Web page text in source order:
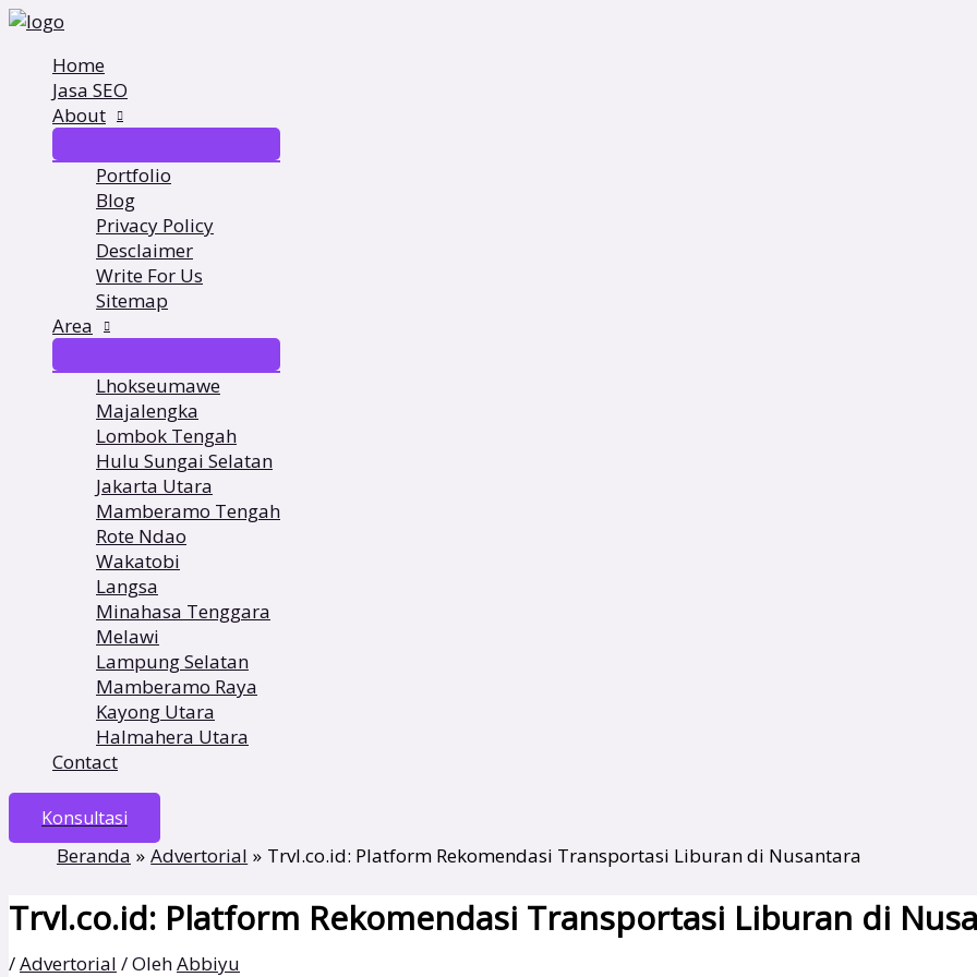
Lewati
ke
kontenHome
Jasa SEO
About
Portfolio
Blog
Privacy Policy
Desclaimer
Write For Us
Sitemap
Area
Lhokseumawe
Majalengka
Lombok Tengah
Hulu Sungai Selatan
Jakarta Utara
Mamberamo Tengah
Rote Ndao
Wakatobi
Langsa
Minahasa Tenggara
Melawi
Lampung Selatan
Mamberamo Raya
Kayong Utara
Halmahera Utara
Contact
Konsultasi
Beranda Advertorial Trvl.co.id: Platform Rekomendasi Transportasi Liburan di Nusantara
Trvl.co.id: Platform Rekomendasi Transportasi Liburan di
/Advertorial / OlehAbbiyu